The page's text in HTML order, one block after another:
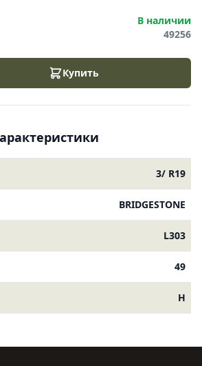
В наличии
49256
Купить
3/ R19
BRIDGESTONE
L303
49
H